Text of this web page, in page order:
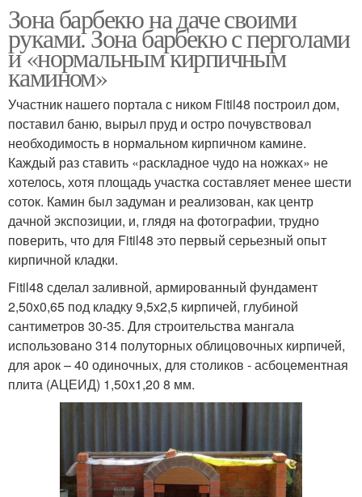
Отдых на участке Печь на участке
Зона барбекю на даче своими
руками. Зона барбекю с перголами
и «нормальным кирпичным
камином»
Участник нашего портала с ником Fitil48 построил дом,
поставил баню, вырыл пруд и остро почувствовал
необходимость в нормальном кирпичном камине.
Каждый раз ставить «раскладное чудо на ножках» не
хотелось, хотя площадь участка составляет менее шести
соток. Камин был задуман и реализован, как центр
дачной экспозиции, и, глядя на фотографии, трудно
поверить, что для Fitil48 это первый серьезный опыт
кирпичной кладки.
Fitil48 сделал заливной, армированный фундамент
2,50х0,65 под кладку 9,5х2,5 кирпичей, глубиной
сантиметров 30-35. Для строительства мангала
использовано 314 полуторных облицовочных кирпичей,
для арок – 40 одиночных, для столиков - асбоцементная
плита (АЦЕИД) 1,50х1,20 8 мм.